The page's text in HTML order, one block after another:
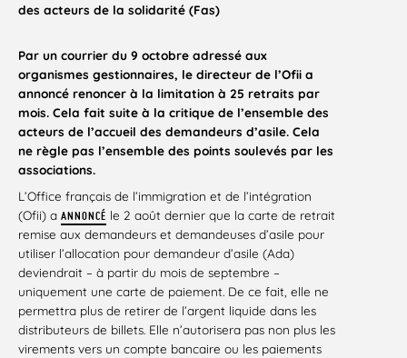
des acteurs de la solidarité (Fas)
Par un courrier du 9 octobre adressé aux
organismes gestionnaires, le directeur de l’Ofii a
annoncé renoncer à la limitation à 25 retraits par
mois. Cela fait suite à la critique de l’ensemble des
acteurs de l’accueil des demandeurs d’asile. Cela
ne règle pas l’ensemble des points soulevés par les
associations.
L’Office français de l’immigration et de l’intégration
(Ofii) a ANNONCÉ le 2 août dernier que la carte de retrait
remise aux demandeurs et demandeuses d’asile pour
utiliser l’allocation pour demandeur d’asile (Ada)
deviendrait – à partir du mois de septembre –
uniquement une carte de paiement. De ce fait, elle ne
permettra plus de retirer de l’argent liquide dans les
distributeurs de billets. Elle n’autorisera pas non plus les
virements vers un compte bancaire ou les paiements